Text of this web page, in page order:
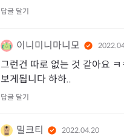
답글 달기
이니미니마니모
그런건 따로 없는 것 같아요
보게됩니다 하하..
답글 달기
밀크티 2022.04.20